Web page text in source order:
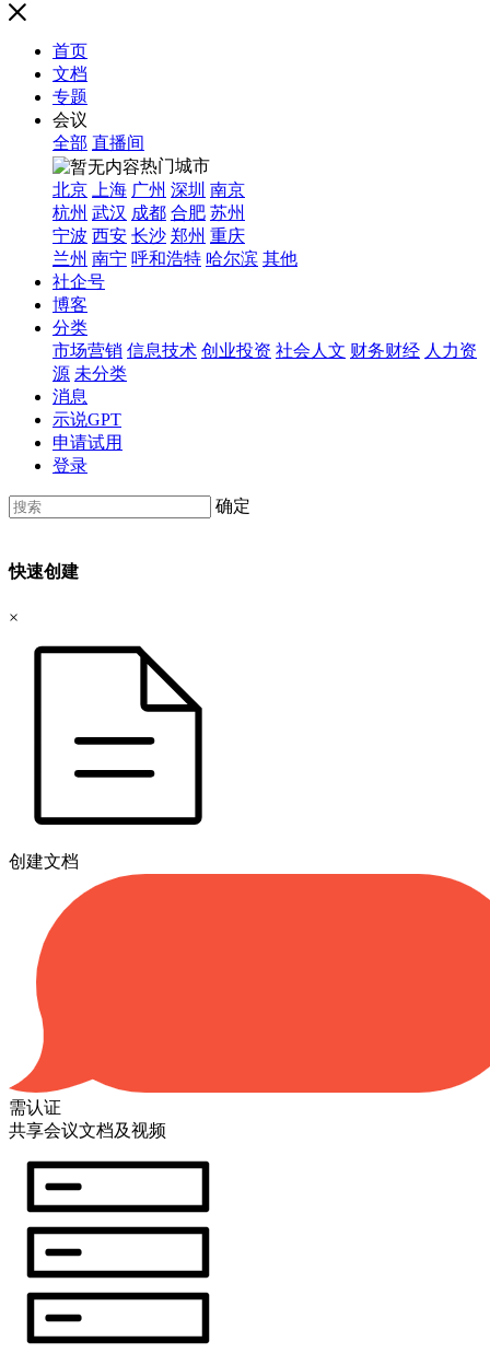
首页
文档
专题
会议
全部 直播间
热门城市
北京
上海 广州 深圳 南京
杭州 武汉 成都 合肥 苏州
宁波 西安 长沙 郑州 重庆
兰州 南宁 呼和浩特 哈尔滨 其他
社企号
博客
分类
市场营销 信息技术 创业投资 社会人文 财务财经 人力资
源 未分类
消息
示说GPT
申请试用
登录
确定
快速创建
×
创建文档
需认证
共享会议文档及视频